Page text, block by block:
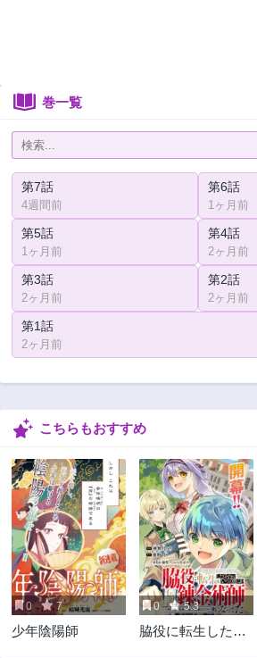
巻一覧
第7話
4週間前
第6話
1ヶ月前
第5話
1ヶ月前
第4話
2ヶ月前
第3話
2ヶ月前
第2話
2ヶ月前
第1話
2ヶ月前
こちらもおすすめ
0 7
少年陰陽師
0 5.3
脇役に転生したは